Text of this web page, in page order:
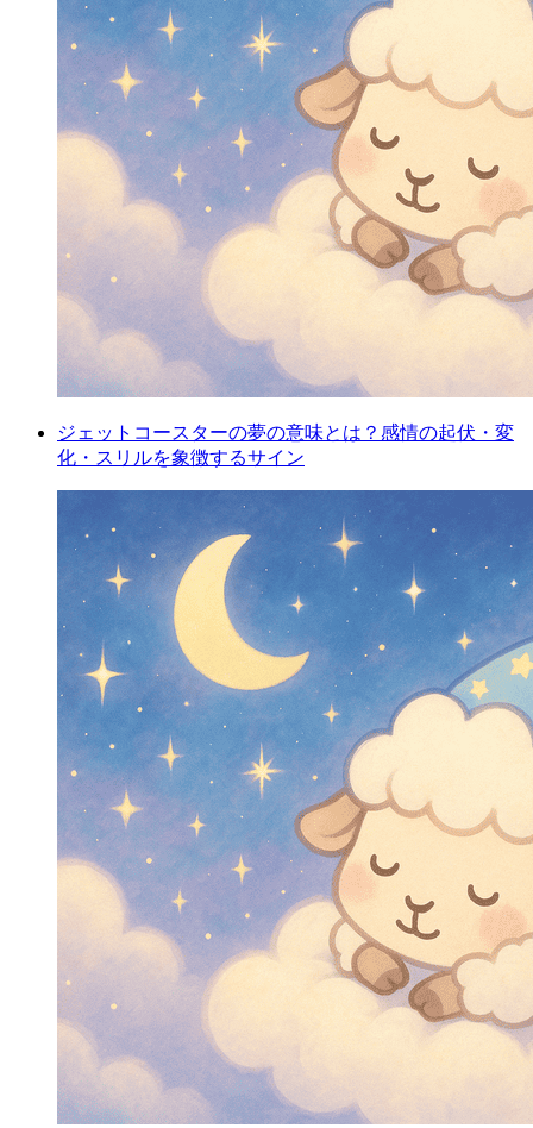
ジェットコースターの夢の意味とは？感情の起伏・変
化・スリルを象徴するサイン